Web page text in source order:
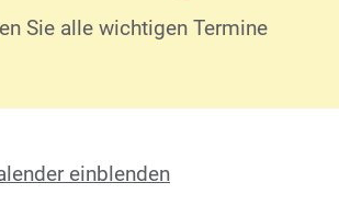
Sie alle wichtigen Termine
einblenden